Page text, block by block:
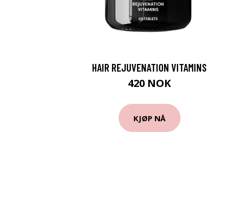
HAIR REJUVENATION VITAMINS
420 NOK
KJØP NÅ